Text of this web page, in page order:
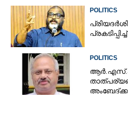
POLITICS
POLITICS